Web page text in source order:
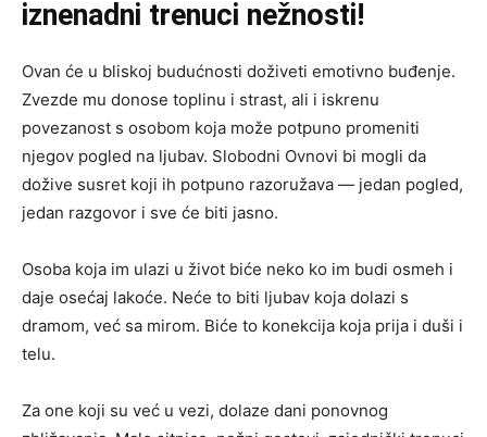
iznenadni trenuci nežnosti!
Ovan će u bliskoj budućnosti doživeti emotivno buđenje.
Zvezde mu donose toplinu i strast, ali i iskrenu
povezanost s osobom koja može potpuno promeniti
njegov pogled na ljubav. Slobodni Ovnovi bi mogli da
dožive susret koji ih potpuno razoružava — jedan pogled,
jedan razgovor i sve će biti jasno.
Osoba koja im ulazi u život biće neko ko im budi osmeh i
daje osećaj lakoće. Neće to biti ljubav koja dolazi s
dramom, već sa mirom. Biće to konekcija koja prija i duši i
telu.
Za one koji su već u vezi, dolaze dani ponovnog